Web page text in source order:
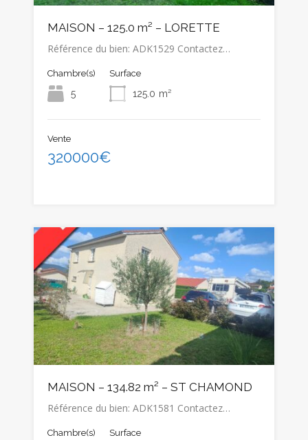
MAISON – 125.0 m² – LORETTE
Référence du bien: ADK1529 Contactez…
Chambre(s)
5
Surface
125.0 m²
Vente
320000€
MAISON – 134.82 m² – ST CHAMOND
Référence du bien: ADK1581 Contactez…
Chambre(s) Surface